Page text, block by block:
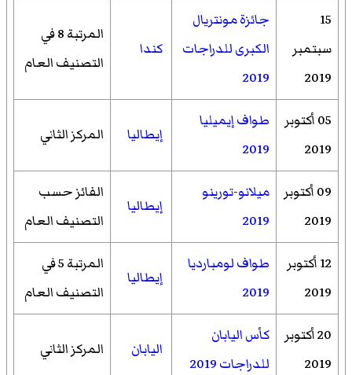
15
سبتمبر
2019
جائزة مونتريال
الكبرى للدراجات
2019
كندا
المرتبة 8 في
التصنيف العام
05 أكتوبر
2019
طواف إيميليا
2019
إيطاليا المركز الثاني
09 أكتوبر
2019
ميلانو-تورينو
2019
إيطاليا
الفائز حسب
التصنيف العام
12 أكتوبر
2019
طواف لومبارديا
2019
إيطاليا
المرتبة 5 في
التصنيف العام
20 أكتوبر
2019
كأس اليابان
للدراجات 2019
اليابان المركز الثاني